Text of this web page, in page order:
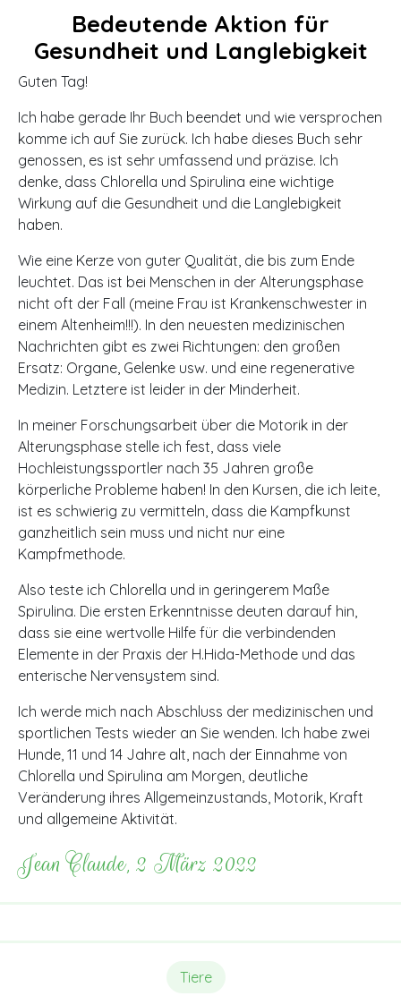
Bedeutende Aktion für
Gesundheit und Langlebigkeit
Guten Tag!
Ich habe gerade Ihr Buch beendet und wie versprochen
komme ich auf Sie zurück. Ich habe dieses Buch sehr
genossen, es ist sehr umfassend und präzise. Ich
denke, dass Chlorella und Spirulina eine wichtige
Wirkung auf die Gesundheit und die Langlebigkeit
haben.
Wie eine Kerze von guter Qualität, die bis zum Ende
leuchtet. Das ist bei Menschen in der Alterungsphase
nicht oft der Fall (meine Frau ist Krankenschwester in
einem Altenheim!!!). In den neuesten medizinischen
Nachrichten gibt es zwei Richtungen: den großen
Ersatz: Organe, Gelenke usw. und eine regenerative
Medizin. Letztere ist leider in der Minderheit.
In meiner Forschungsarbeit über die Motorik in der
Alterungsphase stelle ich fest, dass viele
Hochleistungssportler nach 35 Jahren große
körperliche Probleme haben! In den Kursen, die ich leite,
ist es schwierig zu vermitteln, dass die Kampfkunst
ganzheitlich sein muss und nicht nur eine
Kampfmethode.
Also teste ich Chlorella und in geringerem Maße
Spirulina. Die ersten Erkenntnisse deuten darauf hin,
dass sie eine wertvolle Hilfe für die verbindenden
Elemente in der Praxis der H.Hida-Methode und das
enterische Nervensystem sind.
Ich werde mich nach Abschluss der medizinischen und
sportlichen Tests wieder an Sie wenden. Ich habe zwei
Hunde, 11 und 14 Jahre alt, nach der Einnahme von
Chlorella und Spirulina am Morgen, deutliche
Veränderung ihres Allgemeinzustands, Motorik, Kraft
und allgemeine Aktivität.
Jean Claude, 2 März 2022
Tiere